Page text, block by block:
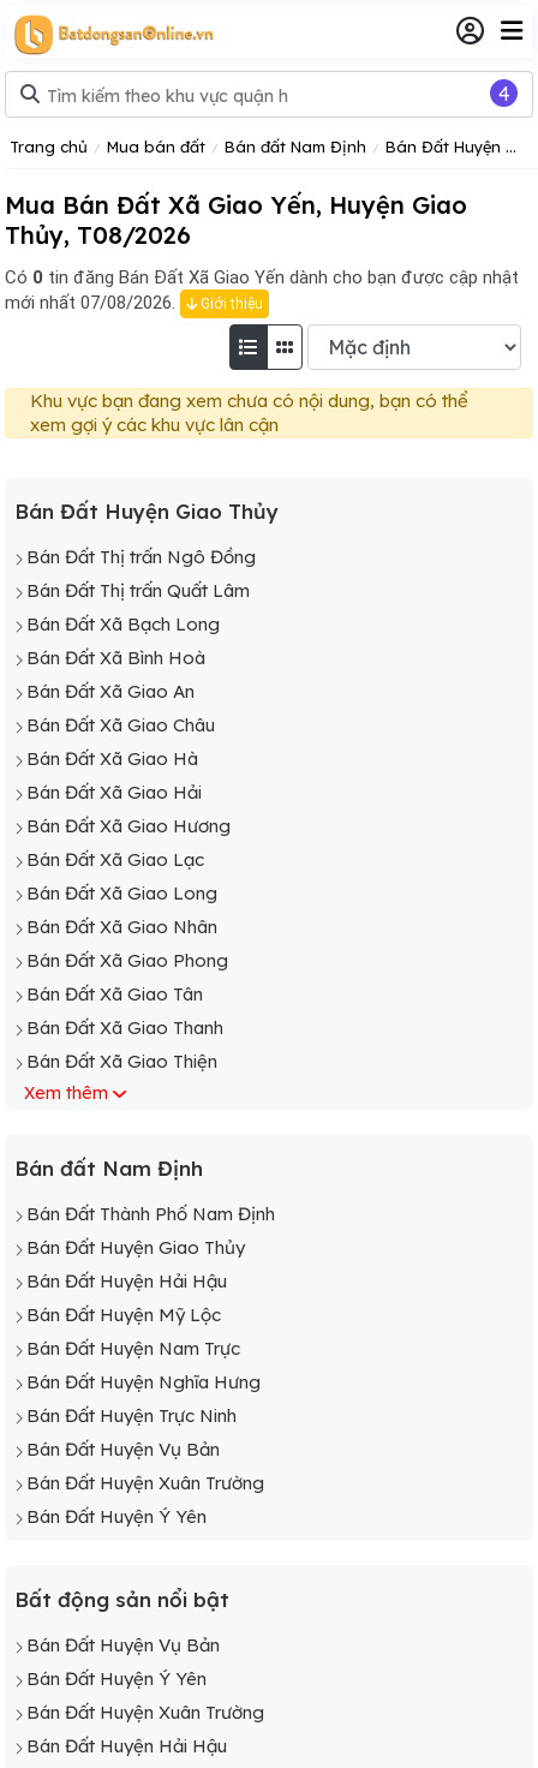
Trang chủ Mua bán đất Bán đất Nam Định Bán Đất Huyện Giao Thủy
Mua Bán Đất Xã Giao Yến, Huyện Giao
Thủy, T08/2026
Có 0 tin đăng Bán Đất Xã Giao Yến dành cho bạn được cập nhật
mới nhất 07/08/2026.
Giới thiệu
Khu vực bạn đang xem chưa có nội dung, bạn có thể
xem gợi ý các khu vực lân cận
Bán Đất Huyện Giao Thủy
Bán Đất Thị trấn Ngô Đồng
Bán Đất Thị trấn Quất Lâm
Bán Đất Xã Bạch Long
Bán Đất Xã Bình Hoà
Bán Đất Xã Giao An
Bán Đất Xã Giao Châu
Bán Đất Xã Giao Hà
Bán Đất Xã Giao Hải
Bán Đất Xã Giao Hương
Bán Đất Xã Giao Lạc
Bán Đất Xã Giao Long
Bán Đất Xã Giao Nhân
Bán Đất Xã Giao Phong
Bán Đất Xã Giao Tân
Bán Đất Xã Giao Thanh
Bán Đất Xã Giao Thiện
Bán Đất Xã Giao Thịnh
Bán Đất Xã Giao Xuân
Bán Đất Xã Hoành Sơn
Bán Đất Xã Hồng Thuận
Xem thêm
Bán đất Nam Định
Bán Đất Thành Phố Nam Định
Bán Đất Huyện Giao Thủy
Bán Đất Huyện Hải Hậu
Bán Đất Huyện Mỹ Lộc
Bán Đất Huyện Nam Trực
Bán Đất Huyện Nghĩa Hưng
Bán Đất Huyện Trực Ninh
Bán Đất Huyện Vụ Bản
Bán Đất Huyện Xuân Trường
Bán Đất Huyện Ý Yên
Bất động sản nổi bật
Bán Đất Huyện Vụ Bản
Bán Đất Huyện Ý Yên
Bán Đất Huyện Xuân Trường
Bán Đất Huyện Hải Hậu
4